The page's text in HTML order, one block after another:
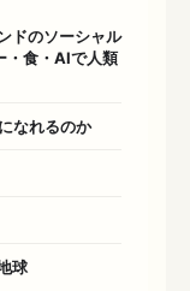
ドのソーシャル
食・AIで人類
なれるのか
球